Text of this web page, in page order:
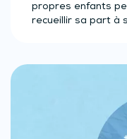
propres enfants
recueillir sa part à